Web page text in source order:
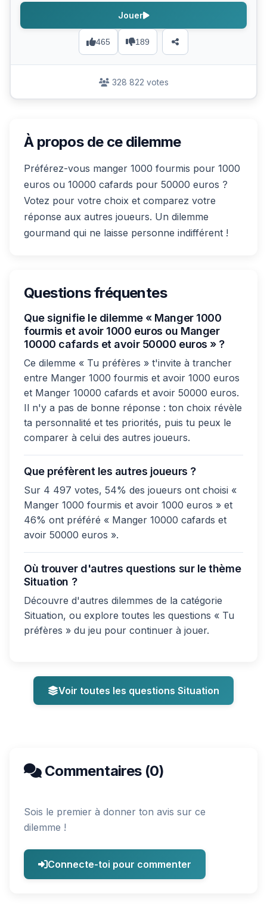
465 189
Jouer
328 822 votes
À propos de ce dilemme
Préférez-vous manger 1000 fourmis pour 1000
euros ou 10000 cafards pour 50000 euros ?
Votez pour votre choix et comparez votre
réponse aux autres joueurs. Un dilemme
gourmand qui ne laisse personne indifférent !
Questions fréquentes
Que signifie le dilemme « Manger 1000
fourmis et avoir 1000 euros ou Manger
10000 cafards et avoir 50000 euros » ?
Ce dilemme « Tu préfères » t'invite à trancher
entre Manger 1000 fourmis et avoir 1000 euros
et Manger 10000 cafards et avoir 50000 euros.
Il n'y a pas de bonne réponse : ton choix révèle
ta personnalité et tes priorités, puis tu peux le
comparer à celui des autres joueurs.
Que préfèrent les autres joueurs ?
Sur 4 497 votes, 54% des joueurs ont choisi «
Manger 1000 fourmis et avoir 1000 euros » et
46% ont préféré « Manger 10000 cafards et
avoir 50000 euros ».
Où trouver d'autres questions sur le thème
Situation ?
Découvre d'autres dilemmes de la catégorie
Situation, ou explore toutes les questions « Tu
préfères » du jeu pour continuer à jouer.
Voir toutes les questions Situation
Commentaires (0)
Sois le premier à donner ton avis sur ce
dilemme !
Connecte-toi pour commenter